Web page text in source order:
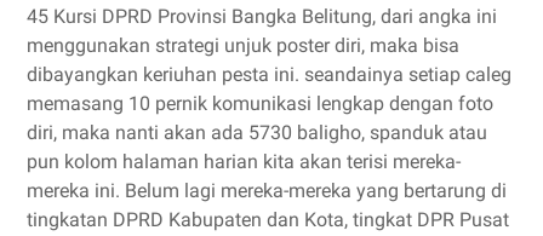
45 Kursi DPRD Provinsi Bangka Belitung, dari angka ini
menggunakan strategi unjuk poster diri, maka bisa
dibayangkan keriuhan pesta ini. seandainya setiap caleg
memasang 10 pernik komunikasi lengkap dengan foto
diri, maka nanti akan ada 5730 baligho, spanduk atau
pun kolom halaman harian kita akan terisi mereka-
mereka ini. Belum lagi mereka-mereka yang bertarung di
tingkatan DPRD Kabupaten dan Kota, tingkat DPR Pusat